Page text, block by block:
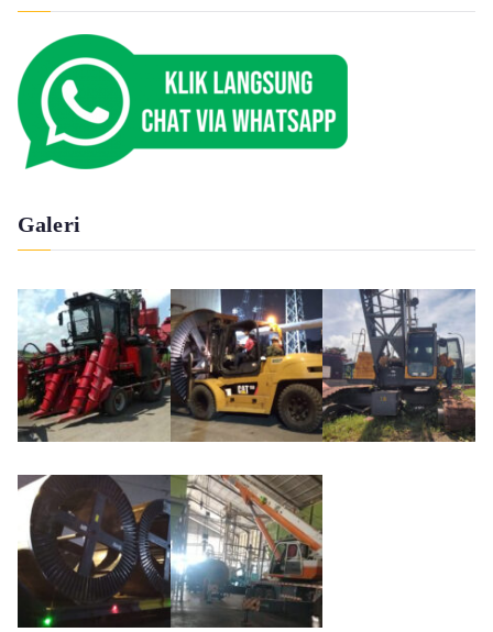
Galeri